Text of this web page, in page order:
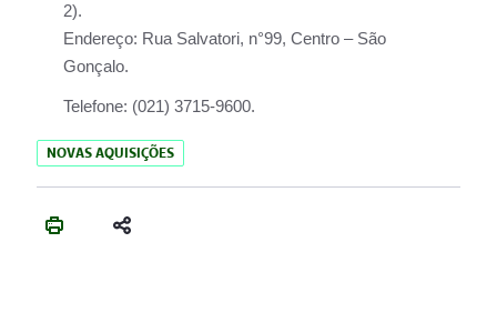
2).
Endereço: Rua Salvatori, n°99, Centro – São
Gonçalo.
Telefone: (021) 3715-9600.
NOVAS AQUISIÇÕES